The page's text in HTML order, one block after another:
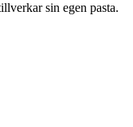
sin egen pasta.